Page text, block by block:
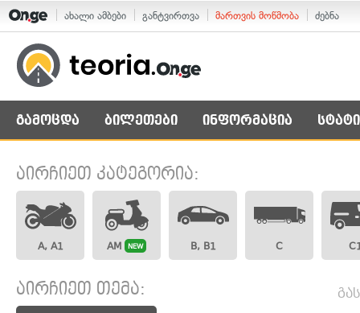
ახალი ამბები განტვირთვა მართვის მოწმობა ძებნა
გამოცდა ბილეთები ინფორმაცია
აირჩიეთ კატეგორია:
A, A1 AM NEW B, B1 C
აირჩიეთ თემა: